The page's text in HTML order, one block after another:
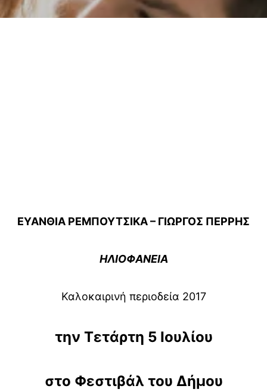
ΕΥΑΝΘΙΑ ΡΕΜΠΟΥΤΣΙΚΑ – ΓΙΩΡΓΟΣ ΠΕΡΡΗΣ
ΗΛΙΟΦΑΝΕΙΑ
Καλοκαιρινή περιοδεία 2017
την Τετάρτη 5 Ιουλίου
στο Φεστιβάλ του Δήμου